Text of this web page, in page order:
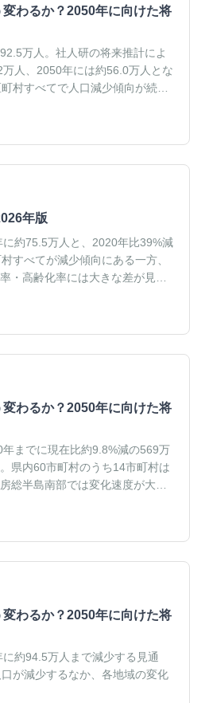
わるか？2050年に向けた将
万人。社人研の将来推計によ
人、2050年には約56.0万人とな
村すべてで人口減少傾向が続い
年版
約75.5万人と、2020年比39%減
すべてが減少傾向にある一方、
・高齢化率には大きな差が見ら
わるか？2050年に向けた将
までに現在比約9.8%減の569万
県内60市町村のうち14市町村は
総半島南部では変化速度が大き
わるか？2050年に向けた将
約94.5万人まで減少する見通
が減少するなか、各地域の変化